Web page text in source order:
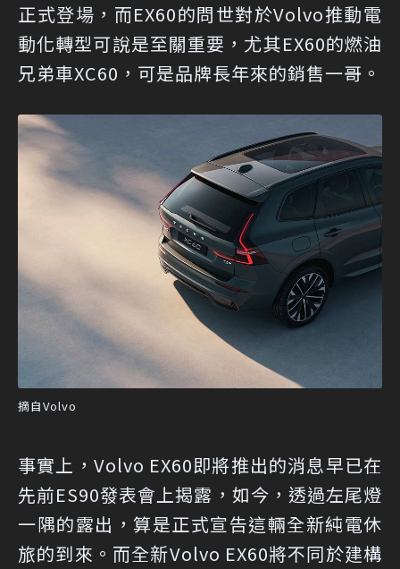
正式登場，而EX60的問世對於Volvo推動電
動化轉型可說是至關重要，尤其EX60的燃油
兄弟車XC60，可是品牌長年來的銷售一哥。
摘自Volvo
事實上，Volvo EX60即將推出的消息早已在
先前ES90發表會上揭露，如今，透過左尾燈
一隅的露出，算是正式宣告這輛全新純電休
旅的到來。而全新Volvo EX60將不同於建構